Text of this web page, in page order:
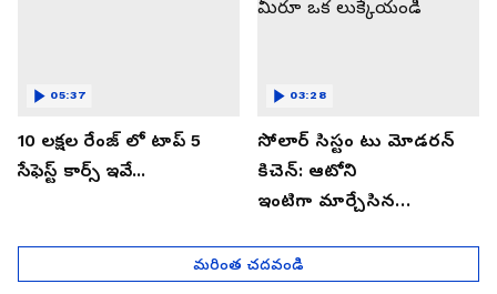
10 లక్షల రేంజ్ లో టాప్ 5
సేఫెస్ట్ కార్స్ ఇవే...
05:37
సోలార్ సిస్టం టు మోడరన్
కిచెన్: ఆటోని
ఇంటిగా మార్చేసిన
మీరూ ఒక లుక్కేయండి
03:28
మరింత చదవండి